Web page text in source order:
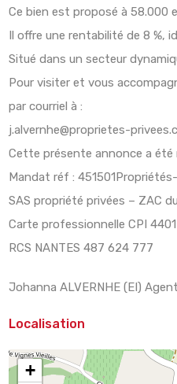
Ce bien est proposé à 58.000
Il offre une rentabilité de 8 %,
Situé dans un secteur
Pour visiter et vous
par courriel à :
j.alvernhe@proprietes-
Cette présente annonce a été
Mandat réf :
SAS propriété privées – ZAC
Carte professionnelle CPI
RCS NANTES 487 624 777
Johanna ALVERNHE (EI)
Localisation
+